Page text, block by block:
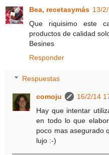
Bea, recetasymás 13/
Que riquisimo este
productos de calidad
Besines
Responder
Respuestas
comoju
16/2/14
Hay que intentar
en todo lo que
poco mas asegurado
lujo :-)